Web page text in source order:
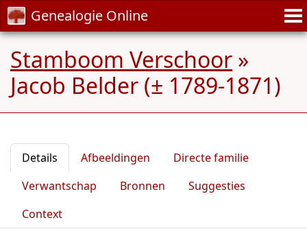
Genealogie Online
Stamboom Verschoor »
Jacob Belder (± 1789-1871)
Details Afbeeldingen
Directe familie
Verwantschap
Bronnen
Suggesties
Context